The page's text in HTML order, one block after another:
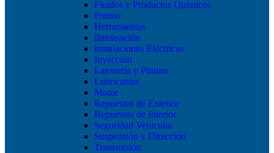
Fluídos y Productos Químicos
Frenos
Herramientas
Iluminación
Instalaciones Eléctricas
Inyección
Latonería y Pintura
Lubricantes
Motor
Repuestos de Exterior
Repuestos de Interior
Seguridad Vehicular
Suspensión y Dirección
Transmisión